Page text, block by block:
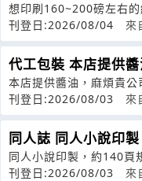
想印刷160~200磅左右
不用特殊材質
刊登日:2026/08/04 來
代工包裝 本店提供
本店提供醬油，麻煩貴
詢問一次的量需要多少，
刊登日:2026/08/03 來
同人誌 同人小說印製
同人小說印製，約140
上絲絨膜，用紙80g米道
刊登日:2026/08/03 來